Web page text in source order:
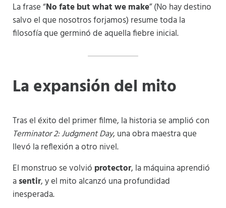
La frase “No fate but what we make” (No hay destino
salvo el que nosotros forjamos) resume toda la
filosofía que germinó de aquella fiebre inicial.
La expansión del mito
Tras el éxito del primer filme, la historia se amplió con
Terminator 2: Judgment Day, una obra maestra que
llevó la reflexión a otro nivel.
El monstruo se volvió protector, la máquina aprendió
asentir, y el mito alcanzó una profundidad
inesperada.